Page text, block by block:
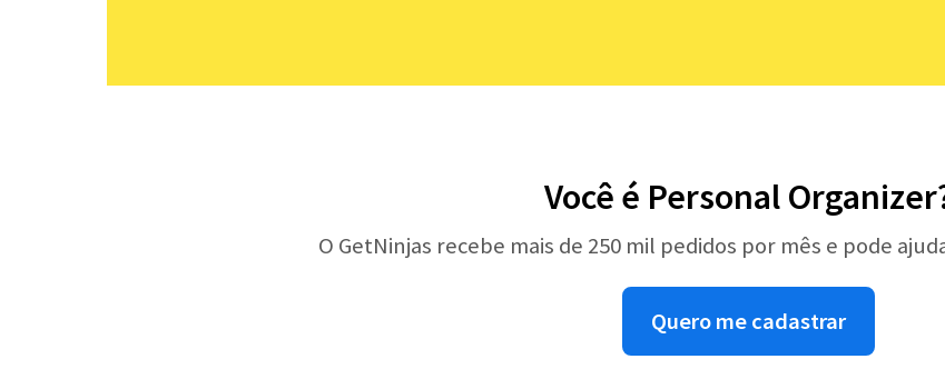
Você é Personal
O GetNinjas recebe mais de 250 mil pedidos por mês e pode
Quero me cadastrar